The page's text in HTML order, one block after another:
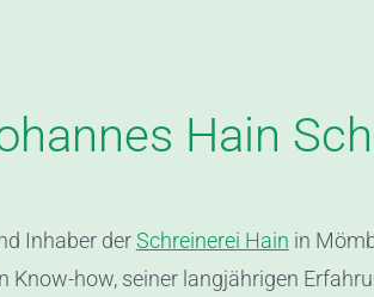
Hain
Inhaber derSchreinerei Hain in
how, seiner langjährigen